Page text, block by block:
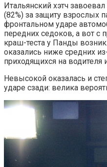
Итальянский хэтч
(82%) за защиту взрослых
фронтальном ударе
передних седоков, а вот с
краш-теста у Панды
оказались ниже средних
приходящихся на водителя
Невысокой оказалась и
ударе сзади: велика